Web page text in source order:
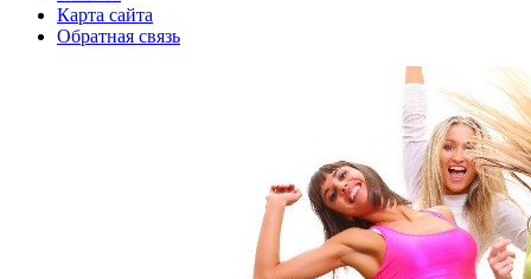
Карта сайта
Обратная связь